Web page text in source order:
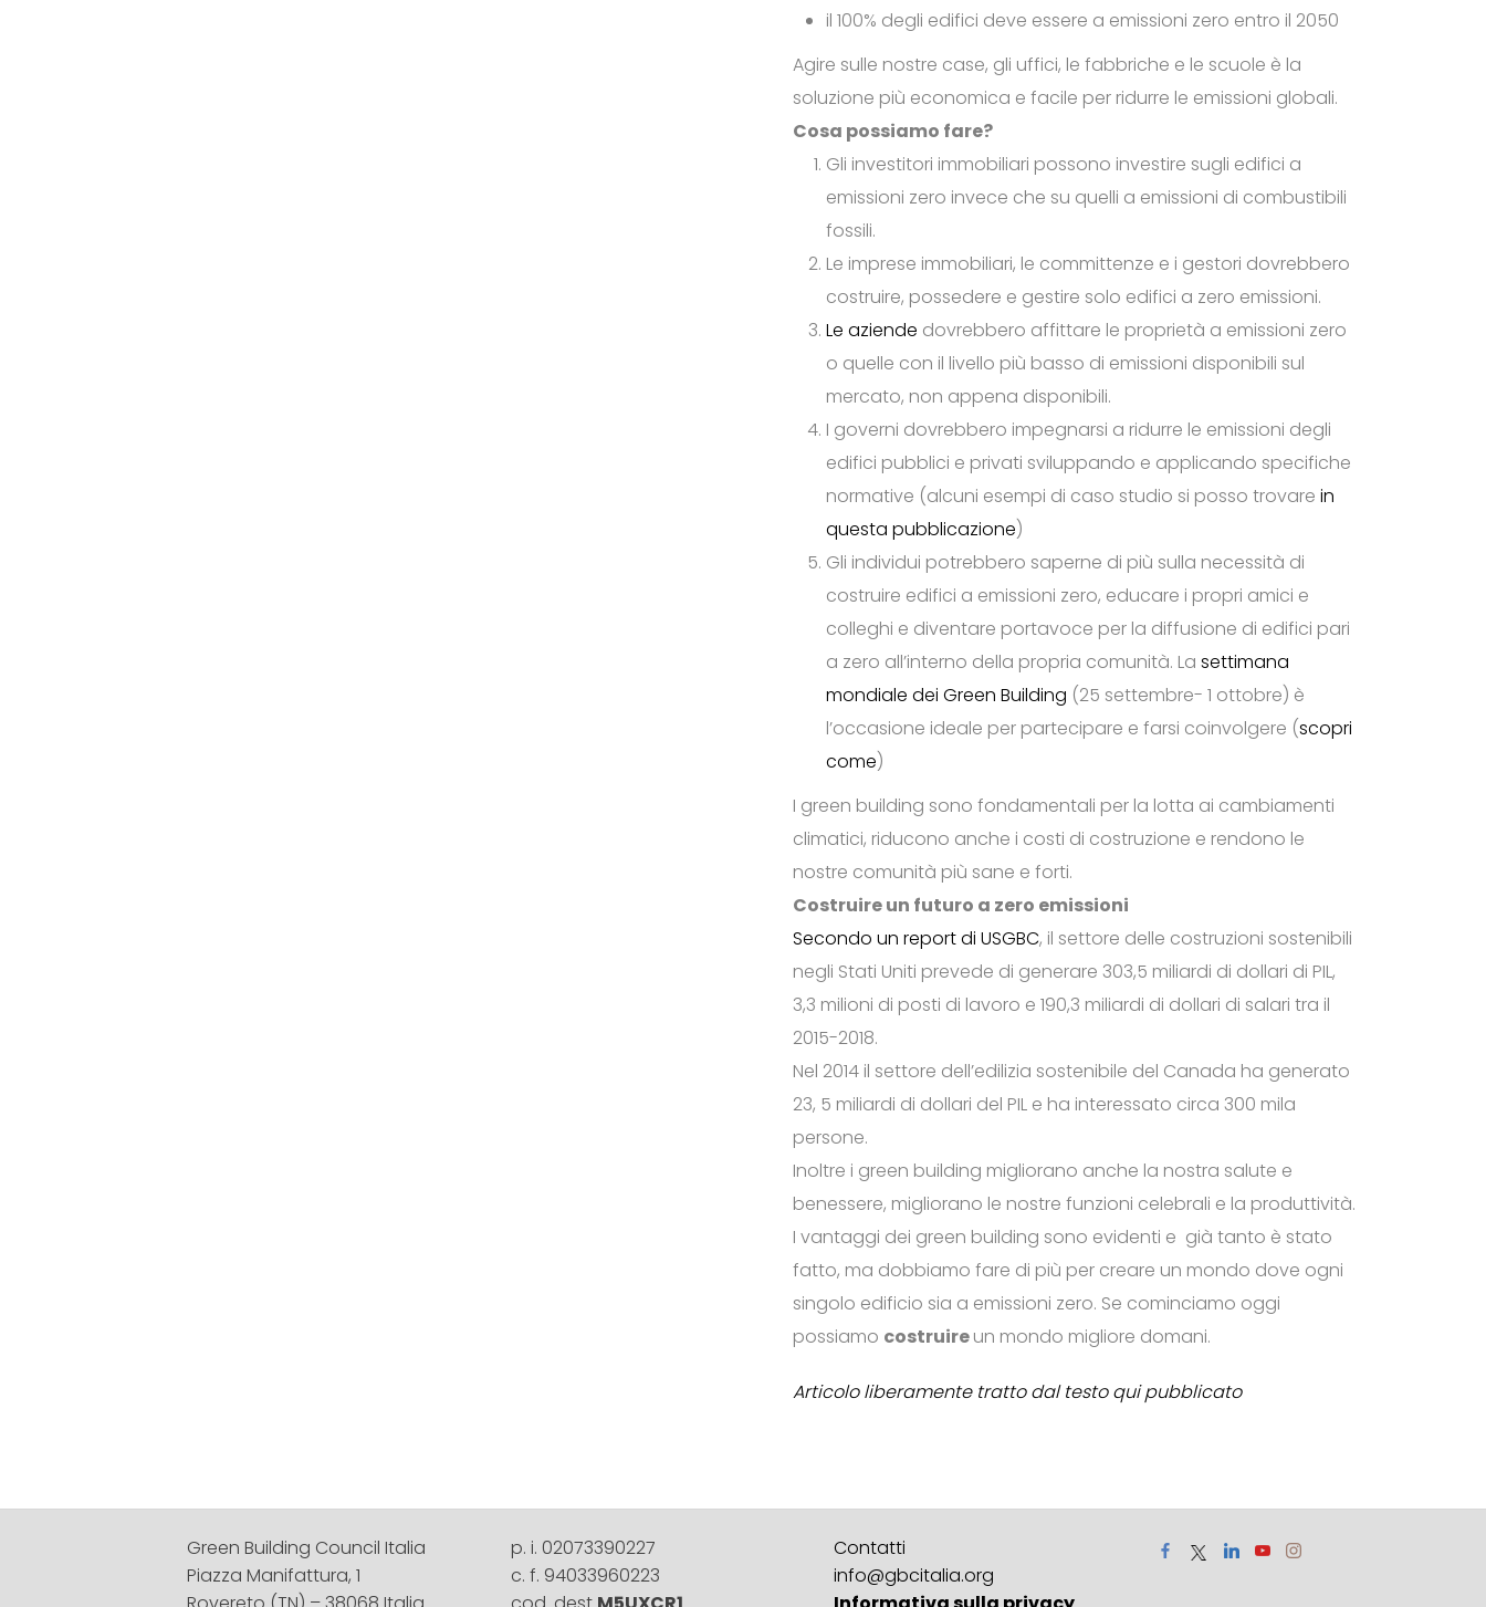
il 100% degli edifici deve essere a emissioni zero entro il 2050
Agire sulle nostre case, gli uffici, le fabbriche e le scuole è la
soluzione più economica e facile per ridurre le emissioni globali.
Cosa possiamo fare?
Gli investitori immobiliari possono investire sugli edifici a
emissioni zero invece che su quelli a emissioni di combustibili
fossili.
Le imprese immobiliari, le committenze e i gestori dovrebbero
costruire, possedere e gestire solo edifici a zero emissioni.
Le aziende dovrebbero affittare le proprietà a emissioni zero
o quelle con il livello più basso di emissioni disponibili sul
mercato, non appena disponibili.
I governi dovrebbero impegnarsi a ridurre le emissioni degli
edifici pubblici e privati sviluppando e applicando specifiche
normative (alcuni esempi di caso studio si posso trovare in
questa pubblicazione)
Gli individui potrebbero saperne di più sulla necessità di
costruire edifici a emissioni zero, educare i propri amici e
colleghi e diventare portavoce per la diffusione di edifici pari
a zero all’interno della propria comunità. La settimana
mondiale dei Green Building (25 settembre- 1 ottobre) è
l’occasione ideale per partecipare e farsi coinvolgere (scopri
come)
I green building sono fondamentali per la lotta ai cambiamenti
climatici, riducono anche i costi di costruzione e rendono le
nostre comunità più sane e forti.
Costruire un futuro a zero emissioni
Secondo un report di USGBC, il settore delle costruzioni sostenibili
negli Stati Uniti prevede di generare 303,5 miliardi di dollari di PIL,
3,3 milioni di posti di lavoro e 190,3 miliardi di dollari di salari tra il
2015-2018.
Nel 2014 il settore dell’edilizia sostenibile del Canada ha generato
23, 5 miliardi di dollari del PIL e ha interessato circa 300 mila
persone.
Inoltre i green building migliorano anche la nostra salute e
benessere, migliorano le nostre funzioni celebrali e la produttività.
I vantaggi dei green building sono evidenti e già tanto è stato
fatto, ma dobbiamo fare di più per creare un mondo dove ogni
singolo edificio sia a emissioni zero. Se cominciamo oggi
possiamo costruireun mondo migliore domani.
Articolo liberamente tratto dal testo qui pubblicato
Green Building Council Italia
Piazza Manifattura, 1
p. i. 02073390227
c. f. 94033960223
Contatti
info@gbcitalia.org